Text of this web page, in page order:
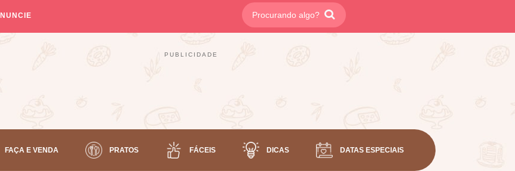
PUBLICIDADE
FAÇA E VENDA PRATOS FÁCEIS DICAS DATAS ESPECIAIS